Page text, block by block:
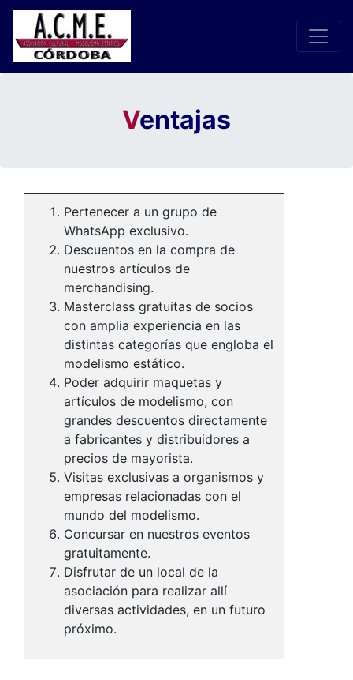
Ventajas
Pertenecer a un grupo de
WhatsApp exclusivo.
Descuentos en la compra de
nuestros artículos de
merchandising.
Masterclass gratuitas de socios
con amplia experiencia en las
distintas categorías que engloba el
modelismo estático.
Poder adquirir maquetas y
artículos de modelismo, con
grandes descuentos directamente
a fabricantes y distribuidores a
precios de mayorista.
Visitas exclusivas a organismos y
empresas relacionadas con el
mundo del modelismo.
Concursar en nuestros eventos
gratuitamente.
Disfrutar de un local de la
asociación para realizar allí
diversas actividades, en un futuro
próximo.